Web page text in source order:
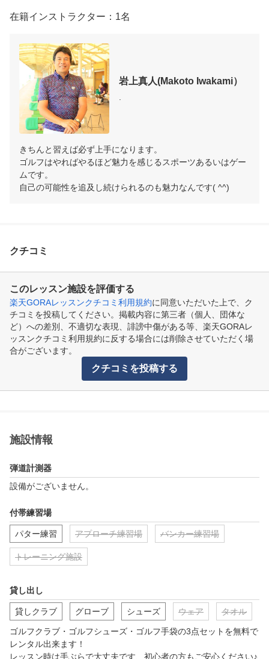
在籍インストラクター：1名
岩上真人(Makoto Iwakami）
きちんと習えば必ず上手になります。
ゴルフはやればやるほど魅力を感じるスポーツあるいはゲー
ムです。
自己の可能性を追及し続けられるのも魅力なんです( ^^)
クチコミ
このレッスン施設を評価する
楽天GORAレッスンクチコミ利用規約に同意いただいた上で、ク
チコミを投稿してください。掲載内容に第三者（個人、団体な
ど）への差別、不適切な表現、誹謗中傷がある等、楽天GORAレ
ッスンクチコミ利用規約に反する場合には削除させていただく場
合がございます。
クチコミを投稿する
施設情報
弾道計測器
設備がございません。
付帯練習場
パター練習 アプローチ練習場 バンカー練習場
トレーニング施設
貸し出し
貸しクラブ グローブ シューズ ウェア タオル
ゴルフクラブ・ゴルフシューズ・ゴルフ手袋の3点セットを無料で
レンタル出来ます！
レッスン時は手ぶらで大丈夫です、初心者の方もご安心ください♪